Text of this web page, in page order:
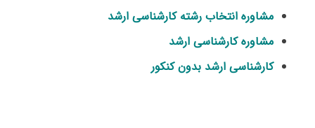
مشاوره انتخاب رشته کارشناسی ارشد
مشاوره کارشناسی ارشد
کارشناسی ارشد بدون کنکور